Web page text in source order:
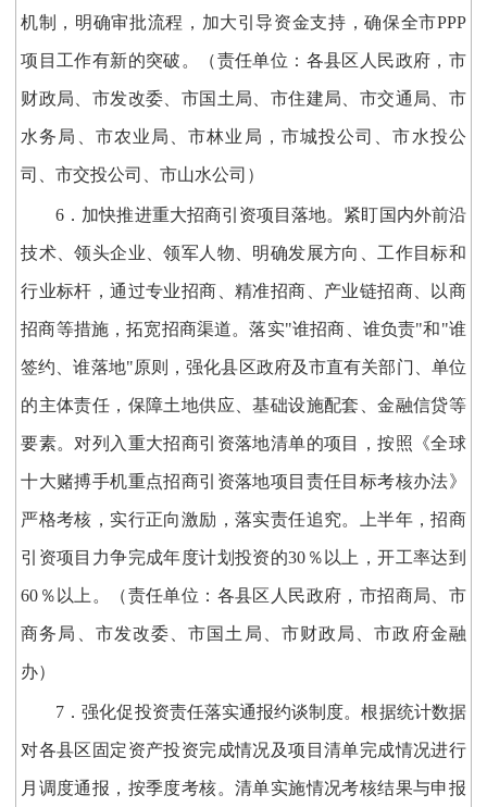
机制，明确审批流程，加大引导资金支持，确保全市PPP
项目工作有新的突破。（责任单位：各县区人民政府，市
财政局、市发改委、市国土局、市住建局、市交通局、市
水务局、市农业局、市林业局，市城投公司、市水投公
司、市交投公司、市山水公司）
6．加快推进重大招商引资项目落地。紧盯国内外前沿
技术、领头企业、领军人物、明确发展方向、工作目标和
行业标杆，通过专业招商、精准招商、产业链招商、以商
招商等措施，拓宽招商渠道。落实"谁招商、谁负责"和"谁
签约、谁落地"原则，强化县区政府及市直有关部门、单位
的主体责任，保障土地供应、基础设施配套、金融信贷等
要素。对列入重大招商引资落地清单的项目，按照《全球
十大赌搏手机重点招商引资落地项目责任目标考核办法》
严格考核，实行正向激励，落实责任追究。上半年，招商
引资项目力争完成年度计划投资的30％以上，开工率达到
60％以上。（责任单位：各县区人民政府，市招商局、市
商务局、市发改委、市国土局、市财政局、市政府金融
办）
7．强化促投资责任落实通报约谈制度。根据统计数据
对各县区固定资产投资完成情况及项目清单完成情况进行
月调度通报，按季度考核。清单实施情况考核结果与申报